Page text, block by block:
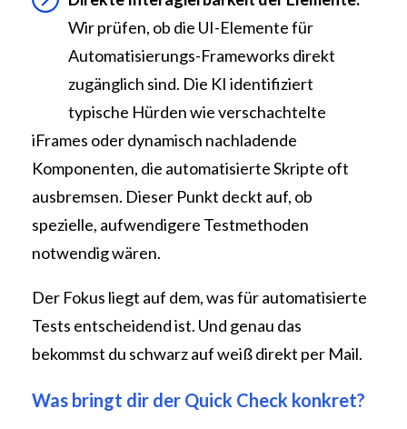
Wir prüfen, ob die UI-Elemente für
Automatisierungs-Frameworks direkt
zugänglich sind. Die KI identifiziert
typische Hürden wie verschachtelte
iFrames oder dynamisch nachladende
Komponenten, die automatisierte Skripte oft
ausbremsen. Dieser Punkt deckt auf, ob
spezielle, aufwendigere Testmethoden
notwendig wären.
Der Fokus liegt auf dem, was für automatisierte
Tests entscheidend ist. Und genau das
bekommst du schwarz auf weiß direkt per Mail.
Was bringt dir der Quick Check konkret?